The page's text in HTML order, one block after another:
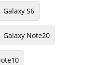
Galaxy S6
Galaxy Note20